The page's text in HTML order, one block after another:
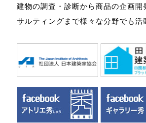
建物の調査・診断から商品の企画開
サルティングまで様々な分野でも活